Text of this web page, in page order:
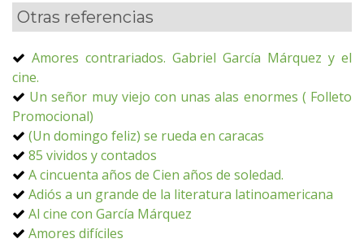
Otras referencias
Amores contrariados. Gabriel García Márquez y el
cine.
Un señor muy viejo con unas alas enormes ( Folleto
Promocional)
(Un domingo feliz) se rueda en caracas
85 vividos y contados
A cincuenta años de Cien años de soledad.
Adiós a un grande de la literatura latinoamericana
Al cine con García Márquez
Amores difíciles